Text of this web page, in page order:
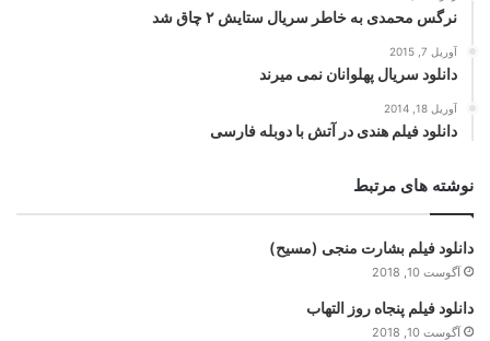
نرگس محمدی به خاطر سریال ستایش ۲ چاق شد
آوریل 7, 2015
دانلود سریال پهلوانان نمی میرند
آوریل 18, 2014
دانلود فیلم هندی در آتش با دوبله فارسی
نوشته های مرتبط
دانلود فیلم بشارت منجی (مسیح)
آگوست 10, 2018
دانلود فیلم پنجاه روز التهاب
آگوست 10, 2018